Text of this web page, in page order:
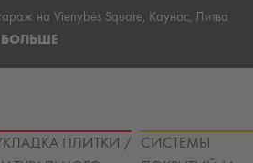
на Vienybės Square, Каунас, Литва
БОЛЬШЕ
ПЛИТКИ /
СИСТЕМЫ